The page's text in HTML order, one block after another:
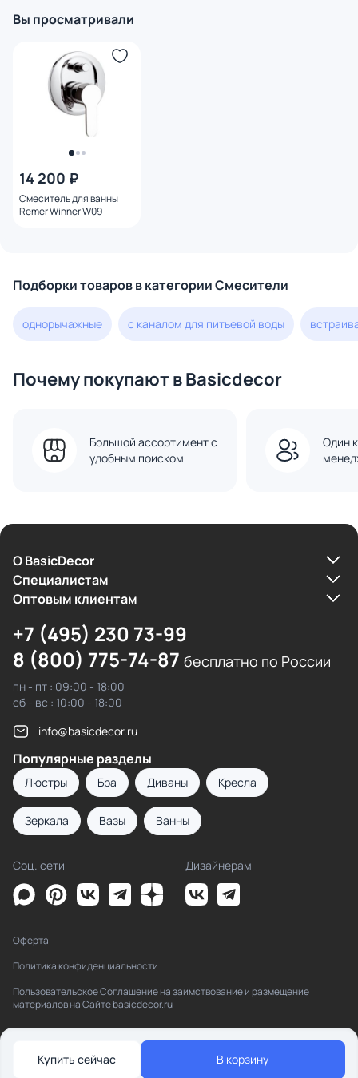
Вы просматривали
14 200 ₽
Смеситель для ванны
Remer Winner W09
Подборки товаров в категории Смесители
однорычажные с каналом для питьевой воды
Почему покупают в Basicdecor
Большой ассортимент с
удобным поиском
Один
Купить сейчас В корзину
О BasicDecor
Cпециалистам
Оптовым клиентам
+7 (495) 230 73-99
8 (800) 775-74-87 бесплатно по России
пн - пт : 09:00 - 18:00
сб - вс : 10:00 - 18:00
info@basicdecor.ru
Популярные разделы
Люстры Бра Диваны Кресла
Зеркала Вазы Ванны
Соц. сети Дизайнерам
Оферта
Политика конфиденциальности
Пользовательское Соглашение на заимствование и размещение
материалов на Сайте basicdecor.ru